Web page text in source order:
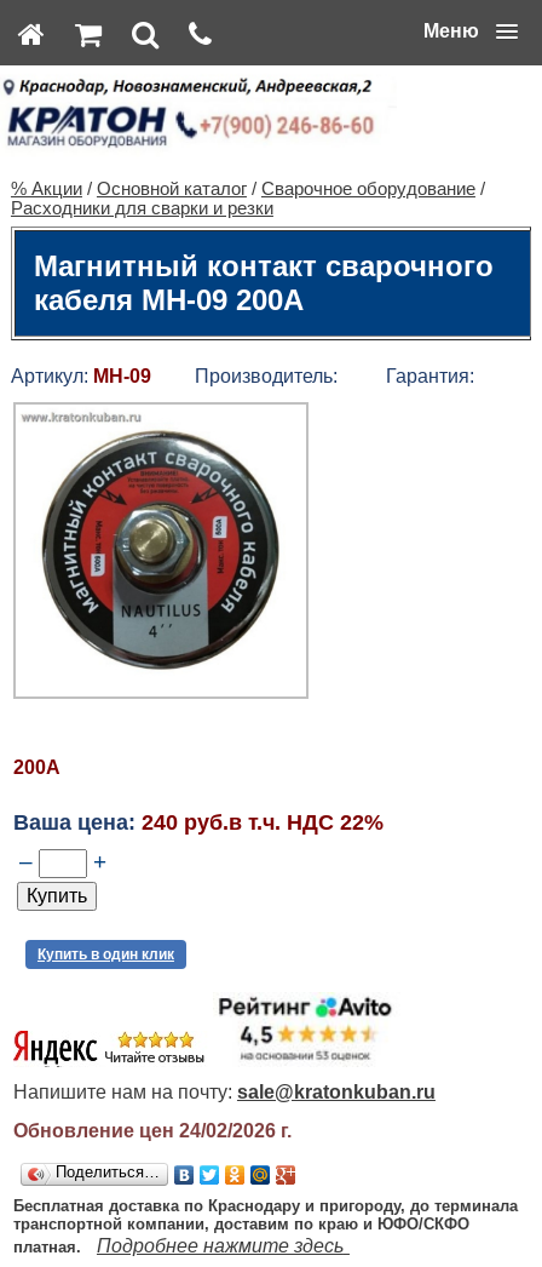
Меню
% Акции/ Основной каталог/ Сварочное оборудование/
Расходники для сварки и резки
Магнитный контакт сварочного
кабеля MH-09 200А
Артикул: MH-09Производитель: Гарантия:
200А
Ваша цена: 240 руб.в т.ч. НДС 22%
– +
Купить в один клик
Напишите нам на почту: sale@kratonkuban.ru
Обновление цен 24/02/2026г.
Поделиться…
Бесплатная доставка по Краснодару и пригороду, до терминала
транспортной компании, доставим по краю и ЮФО/СКФО
платная.
Подробнее нажмите здесь